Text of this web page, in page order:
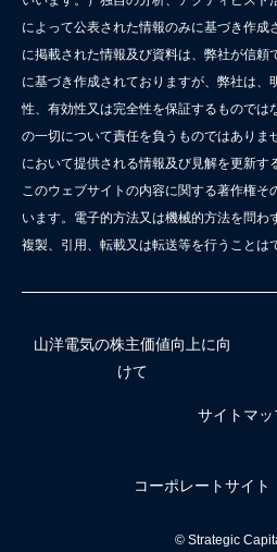
によって公表された情報のみに基づき作成
に掲載された情報及び資料は、弊社が信頼
に基づき作成されておりますが、弊社は、
性、有効性又は完全性を保証するものでは
の一切について責任を負うものではありま
において提供される情報及び見解を更新す
このウェブサイトの内容に関する著作権そ
います。電子的方法又は機械的方法を問わ
複製、引用、転載又は転送等を行うことは
山洋電気の株主価値向上に向
けて
サイトマッ
コーポレートサイト
© Strategic